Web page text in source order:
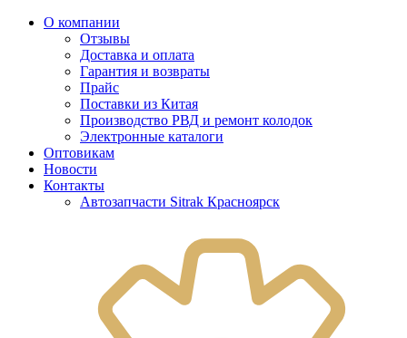
О компании
Отзывы
Доставка и оплата
Гарантия и возвраты
Прайс
Поставки из Китая
Производство РВД и ремонт колодок
Электронные каталоги
Оптовикам
Новости
Контакты
Автозапчасти Sitrak Красноярск